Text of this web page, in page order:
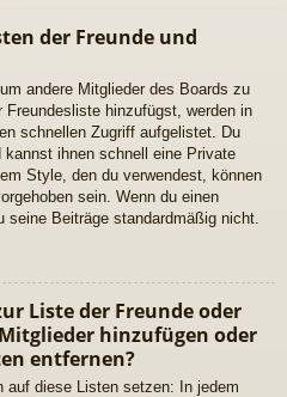
der Freunde und
andere Mitglieder des Boards zu
hinzufügst, werden in
schnellen Zugriff aufgelistet. Du
ihnen schnell eine Private
Style, den du verwendest, können
sein. Wenn du einen
seine Beiträge standardmäßig nicht.
Liste der Freunde oder
hinzufügen oder
entfernen?
auf diese Listen setzen: In jedem